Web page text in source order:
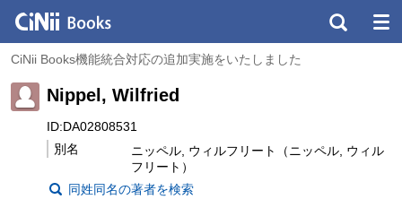
CiNii Books機能統合対応の追加実施をいたしました
Nippel, Wilfried
ID:DA02808531
別名
ニッペル, ウィルフリート（ニッペル, ウィル
フリート）
同姓同名の著者を検索